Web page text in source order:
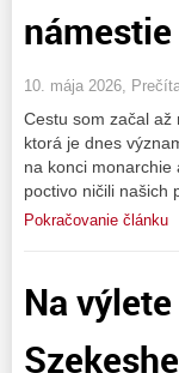
námestie
10. mája 2026,
Cestu som začal
ktorá je dnes
na konci monarchie
poctivo ničili našich
Pokračovanie článku
Na